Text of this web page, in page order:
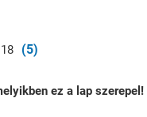
(5)
ez a lap szerepel!